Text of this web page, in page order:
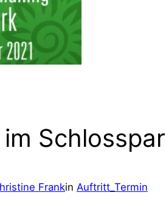
Frankin Auftritt_Termin